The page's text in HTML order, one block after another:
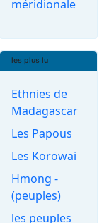
méridionale
les plus lu
Ethnies de
Madagascar
Les Papous
Les Korowai
Hmong -
(peuples)
les peuples